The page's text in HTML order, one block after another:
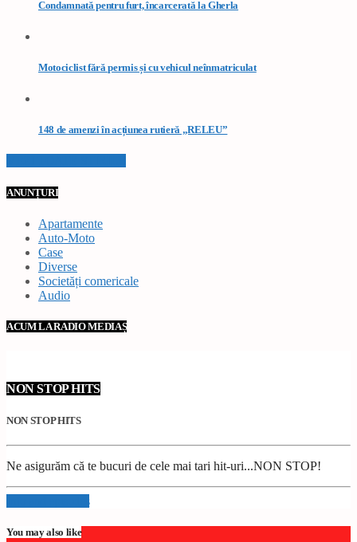
Condamnată pentru furt, încarcerată la Gherla
Motociclist fără permis și cu vehicul neînmatriculat
148 de amenzi în acțiunea rutieră „RELEU”
ANUNȚURI
Apartamente
Auto-Moto
Case
Diverse
Societăți comericale
Audio
ACUM LA RADIO MEDIAȘ
NON STOP HITS
NON STOP HITS
Ne asigurăm că te bucuri de cele mai tari hit-uri...NON STOP!
Info and episodes
You may also like